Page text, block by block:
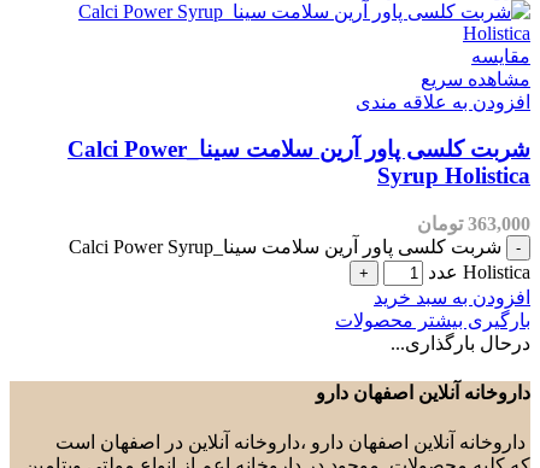
مقایسه
مشاهده سریع
افزودن به علاقه مندی
شربت کلسی پاور آرین سلامت سینا_Calci Power
Syrup Holistica
363,000 تومان
شربت کلسی پاور آرین سلامت سینا_Calci Power Syrup
Holistica عدد
افزودن به سبد خرید
بارگیری بیشتر محصولات
درحال بارگذاری...
داروخانه آنلاین اصفهان دارو
داروخانه آنلاین اصفهان دارو ،داروخانه آنلاین در اصفهان است